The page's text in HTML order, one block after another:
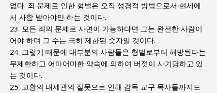
없다. 죄 문제로 인한 형벌은 오직 성경적 방법으로서 현세에
서 사함 받아야만 하는 것이다.
23. 모든 죄의 문제로 사면이 가능하다면 그는 완전한 사람이
어야 하며 그 수는 극히 제한된 숫자일 것이다.
24. 그렇기 때문에 대부분의 사람들은 형벌로부터 해방된다는
무제한하고 어마어마한 약속에 의하여 버젓이 사기당하고 있
는 것이다.
25. 교황의 내세관의 잘못으로 인해 감독 교구 목사들까지도